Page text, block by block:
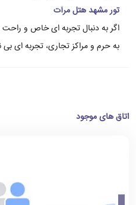
تور مشهد هتل مرآت
اگر به دنبال تجربه ای خاص و
به حرم و مراکز تجاری، تجربه ای بی
اتاق های موجود